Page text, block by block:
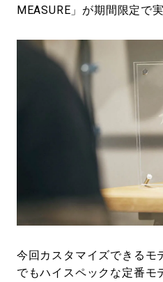
MEASURE」が期間限定で
今回カスタマイズできるモ
でもハイスペックな定番モ